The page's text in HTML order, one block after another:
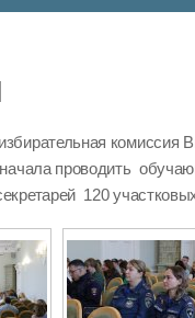
комиссия
начала проводить
120